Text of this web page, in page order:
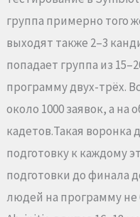
группа примерно того
выходят также 2–3
попадает группа из
программу двух-трёх.
около 1000 заявок, а на
кадетов.Такая воронка
подготовку к каждому
подготовки до финала
людей на программу не